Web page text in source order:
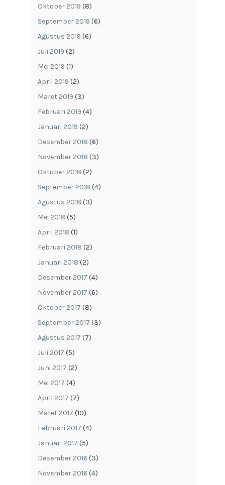
Oktober 2019 (8)
September 2019 (6)
Agustus 2019 (6)
Juli 2019 (2)
Mei 2019 (1)
April 2019 (2)
Maret 2019 (3)
Februari 2019 (4)
Januari 2019 (2)
Desember 2018 (6)
November 2018 (3)
Oktober 2018 (2)
September 2018 (4)
Agustus 2018 (3)
Mei 2018 (5)
April 2018 (1)
Februari 2018 (2)
Januari 2018 (2)
Desember 2017 (4)
November 2017 (6)
Oktober 2017 (8)
September 2017 (3)
Agustus 2017 (7)
Juli 2017 (5)
Juni 2017 (2)
Mei 2017 (4)
April 2017 (7)
Maret 2017 (10)
Februari 2017 (4)
Januari 2017 (5)
Desember 2016 (3)
November 2016 (4)